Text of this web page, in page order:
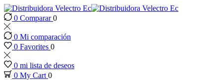
0 Comparar0
0 Mi comparación
0 Favorites 0
0 mi lista de deseos
0 My Cart 0